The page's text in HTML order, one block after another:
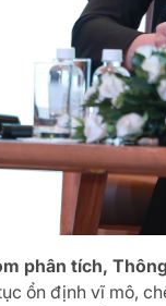
phân tích,
ổn định vĩ mô,